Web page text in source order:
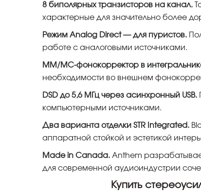
8 биполярных транзисторов на канал.
характерные для значительно более
Режим Analog Direct — для пуристов.
работе с аналоговыми источниками.
MM/MC-фонокорректор в
необходимости во внешнем
DSD до 5,6 МГц через асинхронный USB.
компьютерными источниками.
Два варианта отделки STR Integrated.
аппаратной стойкой и эстетикой
Made in Canada. Anthem
для современной аудиоиндустрии
Купить